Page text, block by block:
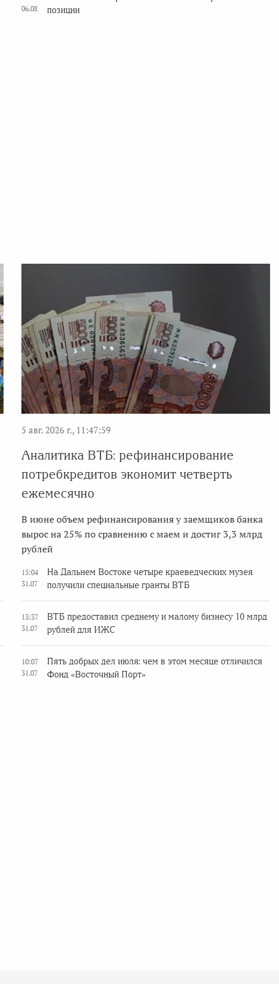
06.08
позиции
5 авг. 2026 г., 11:47:59
Аналитика ВТБ: рефинансирование
потребкредитов экономит четверть
ежемесячно
В июне объем рефинансирования у заемщиков банка
вырос на 25% по сравнению с маем и достиг 3,3 млрд
рублей
15:04
31.07
На Дальнем Востоке четыре краеведческих музея
получили специальные гранты ВТБ
13:37
31.07
ВТБ предоставил среднему и малому бизнесу 10 млрд
рублей для ИЖС
10:07
31.07
Пять добрых дел июля: чем в этом месяце отличился
Фонд «Восточный Порт»